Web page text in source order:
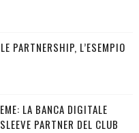
PARTNERSHIP, L’ESEMPIO
LA BANCA DIGITALE
PARTNER DEL CLUB